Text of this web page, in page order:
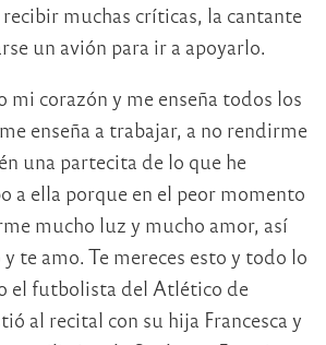
muchas críticas, la cantante
un avión para ir a apoyarlo.
mi corazón y me enseña todos los
enseña a trabajar, a no rendirme
una partecita de lo que he
a ella porque en el peor momento
mucho luz y mucho amor, así
te amo. Te mereces esto y todo lo
el futbolista del Atlético de
al recital con su hija Francesca y